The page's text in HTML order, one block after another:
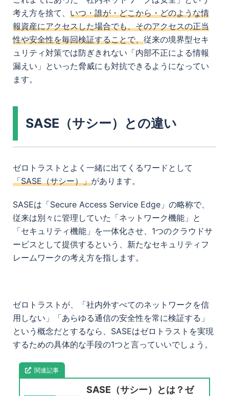
考え方を捨て、 いつ・誰が・どこから・どのような情
報資産にアクセスした場合でも、そのアクセスの正当
性や安全性を毎回検証することで、従来の境界型セキ
ュリティ対策では防ぎきれない「内部不正による情報
漏えい」といった脅威にも対抗できるようになってい
ます。
SASE（サシー）との違い
ゼロトラストとよく一緒に出てくるワードとして
「SASE（サシー）」があります。
SASEは「Secure Access Service Edge」の略称で、
従来は別々に管理していた「ネットワーク機能」と
「セキュリティ機能」を一体化させ、1つのクラウドサ
ービスとして提供するという、新たなセキュリティフ
レームワークの考え方を指します。
ゼロトラストが、「社内外すべてのネットワークを信
用しない」「あらゆる通信の安全性を常に検証する」
という概念だとするなら、SASEはゼロトラストを実現
するための具体的な手段の1つと言っていいでしょう。
関連記事
SASE（サシー）とは？ゼ